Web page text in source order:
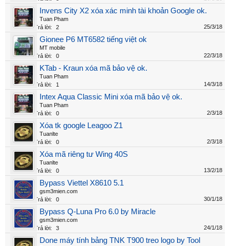
Invens City X2 xóa xác minh tài khoản Google ok.
Tuan Pham
Trả lời:
2 25/3/18
Gionee P6 MT6582 tiếng việt ok
MT mobile
Trả lời:
0 22/3/18
KTab - Kraun xóa mã bảo vệ ok.
Tuan Pham
Trả lời:
1 14/3/18
Intex Aqua Classic Mini xóa mã bảo vệ ok.
Tuan Pham
Trả lời:
0 2/3/18
Xóa tk google Leagoo Z1
Tuanlte
Trả lời:
0 2/3/18
Xóa mã riêng tư Wing 40S
Tuanlte
Trả lời:
0 13/2/18
Bypass Viettel X8610 5.1
gsm3mien.com
Trả lời:
0 30/1/18
Bypass Q-Luna Pro 6.0 by Miracle
gsm3mien.com
Trả lời:
3 24/1/18
Done máy tính bảng TNK T900 treo logo by Tool